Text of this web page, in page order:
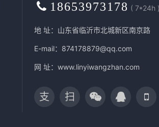
18653973178 ( 7*24h
地 址：山东省临沂市北城新区南京路
E-mail：874178879@qq.com
网 址：www.linyiwangzhan.com
支 扫